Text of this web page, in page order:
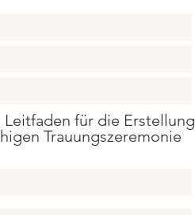
für die Erstellung
Trauungszeremonie